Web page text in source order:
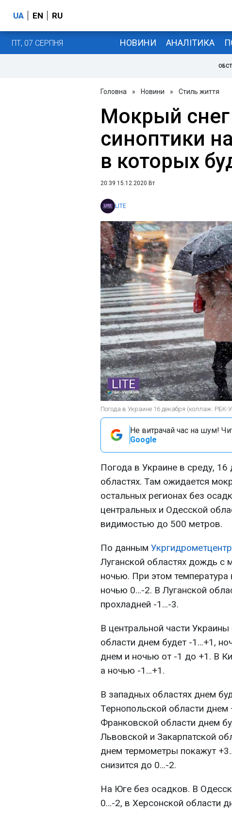
UA EN RU
ПТ, 07 СЕРПНЯ НОВИНИ АНАЛІТИКА
Головна » Новини » Стиль життя
Мокрый снег
синоптики
в которых
20:39 15.12.2020 Вт
LITE
Погода в Украине 16 декабря (коллаж: РБК-
Не витрачай час на шум!
Google
Погода в Украине в среду,
областях. Там ожидается
остальных регионах без
центральных и Одесской
видимостью до 500 метров.
По данным
Луганской областях дождь с
ночью. При этом
ночью 0…-2. В Луганской
прохладней -1…-3.
В центральной части
области днем будет -1…+1,
днем и ночью от -1 до +1. В
а ночью -1…+1.
В западных областях днем
Тернопольской области
Франковской области днем
Львовской и Закарпатской
днем термометры покажут
снизится до 0…-2.
На Юге без осадков. В
0…-2, в Херсонской области